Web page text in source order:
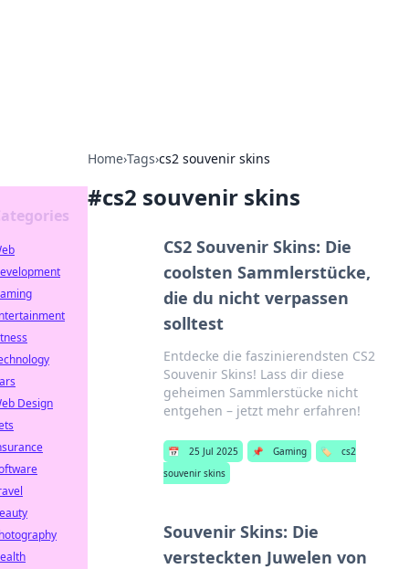
Home›Tags›cs2 souvenir skins
#cs2 souvenir skins
CS2 Souvenir Skins: Die
coolsten Sammlerstücke,
die du nicht verpassen
solltest
Entdecke die faszinierendsten CS2
Souvenir Skins! Lass dir diese
geheimen Sammlerstücke nicht
entgehen – jetzt mehr erfahren!
📅 25 Jul 2025 📌 Gaming 🏷️
cs2
souvenir skins
Souvenir Skins: Die
versteckten Juwelen von
Design